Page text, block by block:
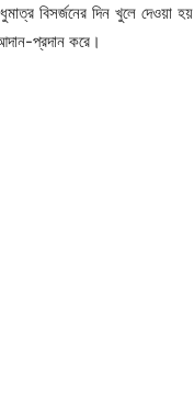
বিসর্জনের দিন খুলে দেওয়া হয়
প্রদান করে।